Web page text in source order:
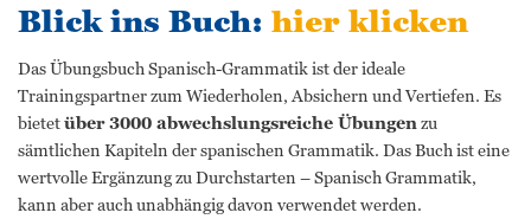
Blick ins Buch: hier klicken
Das Übungsbuch Spanisch-Grammatik ist der ideale
Trainingspartner zum Wiederholen, Absichern und Vertiefen. Es
bietetüber 3000 abwechslungsreiche Übungenzu
sämtlichen Kapiteln der spanischen Grammatik. Das Buch ist eine
wertvolle Ergänzung zu Durchstarten – Spanisch Grammatik,
kann aber auch unabhängig davon verwendet werden.